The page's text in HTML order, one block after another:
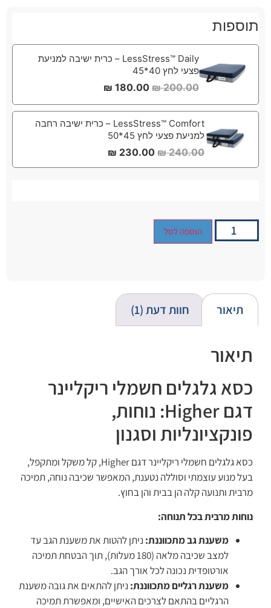
תוספות
LessStress™ Daily – כרית ישיבה למניעת
פצעי לחץ 40*45
200.00
₪
180.00
₪
LessStress™ Comfort – כרית ישיבה רחבה
למניעת פצעי לחץ 45*50
240.00
₪
230.00
₪
הוספה לסל
תיאור חוות דעת (1)
תיאור
כסא גלגלים חשמלי ריקליינר
דגם Higher: נוחות,
פונקציונליות וסגנון
כסא גלגלים חשמלי ריקליינר דגם Higher, קל משקל ומתקפל,
בעל מנוע עוצמתי וסוללה נטענת, המאפשר שכיבה נוחה, תמיכה
מרבית ותנועה קלה הן בבית והן בחוץ.
נוחות מרבית בכל תנוחה:
משענת גב מתכווננת: ניתן להטות את משענת הגב עד
למצב שכיבה מלאה (180 מעלות), תוך הבטחת תמיכה
אורטופדית נכונה לכל אורך הגב.
משענת רגליים מתכווננת: ניתן להתאים את גובה משענת
הרגליים בהתאם לצרכים האישיים, ומאפשרת תמיכה